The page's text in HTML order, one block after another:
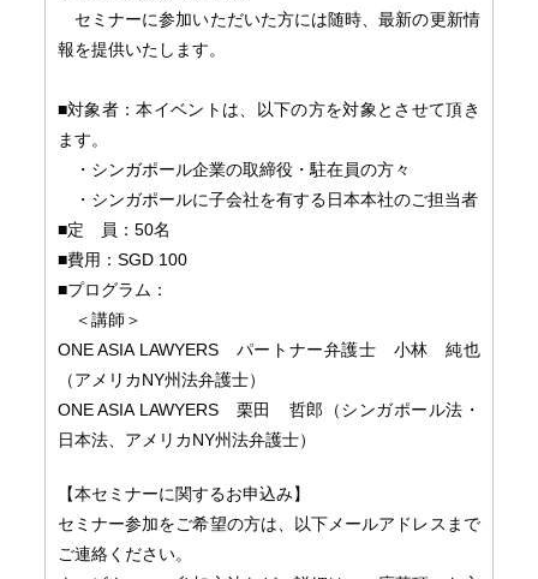
セミナーに参加いただいた方には随時、最新の更新情
報を提供いたします。
■対象者：本イベントは、以下の方を対象とさせて頂き
ます。
・シンガポール企業の取締役・駐在員の方々
・シンガポールに子会社を有する日本本社のご担当者
■定 員：50名
■費用：SGD 100
■プログラム：
＜講師＞
ONE ASIA LAWYERS パートナー弁護士 小林 純也
（アメリカNY州法弁護士）
ONE ASIA LAWYERS 栗田 哲郎（シンガポール法・
日本法、アメリカNY州法弁護士）
【本セミナーに関するお申込み】
セミナー参加をご希望の方は、
以下メールアドレスまで
ご連絡ください。